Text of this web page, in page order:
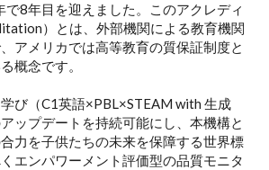
8年目を迎えました。このアクレディ
）とは、外部機関による教育機関
アメリカでは高等教育の質保証制度と
概念です。
び（C1英語×PBL×STEAM with 生成
ップデートを持続可能にし、本機構と
力を子供たちの未来を保障する世界標
エンパワーメント評価型の品質モニタ